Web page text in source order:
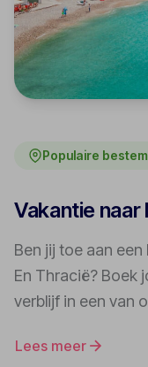
Populaire
Vakantie naar
Ben jij toe aan
En Thracië? Boek
verblijf in een van
Lees meer